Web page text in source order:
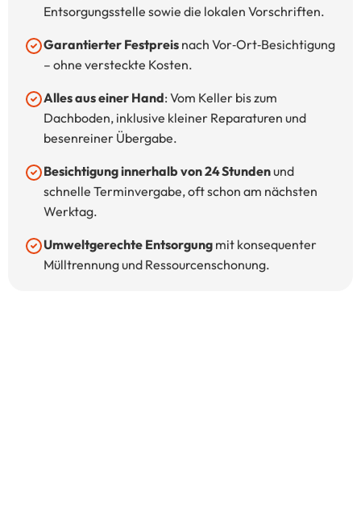
Entsorgungsstelle sowie die lokalen Vorschriften.
Garantierter Festpreis nach Vor‑Ort‑Besichtigung
– ohne versteckte Kosten.
Alles aus einer Hand: Vom Keller bis zum
Dachboden, inklusive kleiner Reparaturen und
besenreiner Übergabe.
Besichtigung innerhalb von 24 Stundenund
schnelle Terminvergabe, oft schon am nächsten
Werktag.
Umweltgerechte Entsorgung mit konsequenter
Mülltrennung und Ressourcen­schonung.